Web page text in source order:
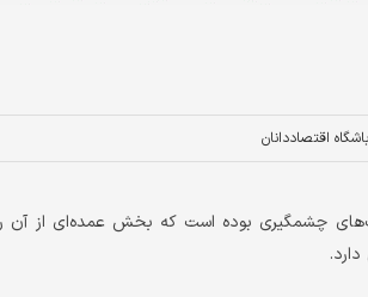
باشگاه اقتصاددانان
چشمگیری بوده است که بخش عمده‌ای از آن